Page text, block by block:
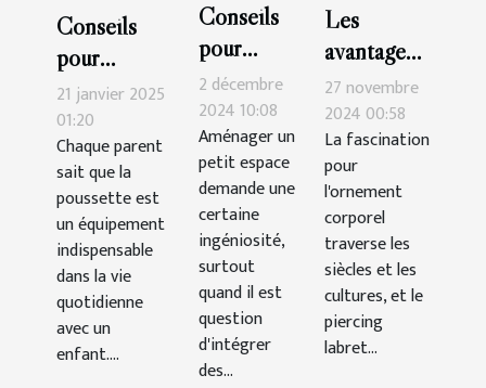
Conseils
pour
maintenir et
nettoyer
votre
poussette
efficacement
21 janvier 2025
01:20
Chaque parent
sait que la
poussette est
un équipement
indispensable
dans la vie
quotidienne
avec un
enfant....
Conseils
pour
intégrer
une
armoire
trois
portes
dans un
petit
espace
2 décembre
2024 10:08
Aménager un
petit espace
demande une
certaine
ingéniosité,
surtout
quand il est
question
d'intégrer
des...
Les
avantages
esthétiques
des
piercings
labret
supérieurs
et
inférieurs
27 novembre
2024 00:58
La fascination
pour
l'ornement
corporel
traverse les
siècles et les
cultures, et le
piercing
labret...